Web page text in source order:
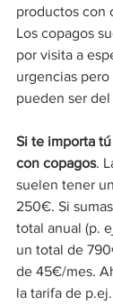
productos con
Los copagos
por visita a
urgencias
pueden ser
Si te importa
con copagos.
suelen tener
250€. Si
total anual (p.
un total de
de 45€/mes.
la tarifa de